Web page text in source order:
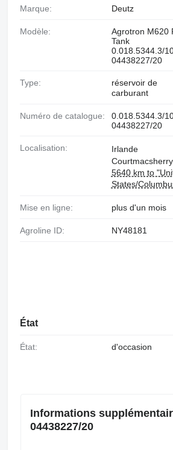
Marque: Deutz
Modèle:
Agrotron M620
Tank
0.018.5344.3/
04438227/20
Type:
réservoir de
carburant
Numéro de catalogue:
0.018.5344.3/
04438227/20
Localisation:
Irlande
Courtmacsherry
5640 km to
States/
Mise en ligne: plus d'un mois
Agroline ID: NY48181
État
État: d'occasion
Informations
04438227/20